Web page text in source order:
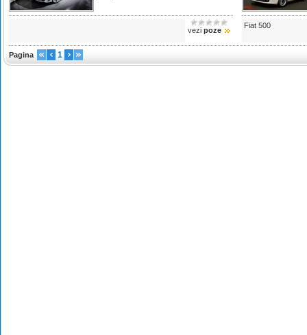
vezi poze
Fiat 500
Pagina 1